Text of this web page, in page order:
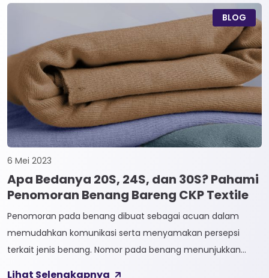
BLOG
6 Mei 2023
Apa Bedanya 20S, 24S, dan 30S? Pahami
Penomoran Benang Bareng CKP Textile
Penomoran pada benang dibuat sebagai acuan dalam
memudahkan komunikasi serta menyamakan persepsi
terkait jenis benang. Nomor pada benang menunjukkan
Lihat Selengkapnya